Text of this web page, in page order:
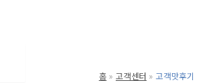
홈 고객센터 고객맛후기